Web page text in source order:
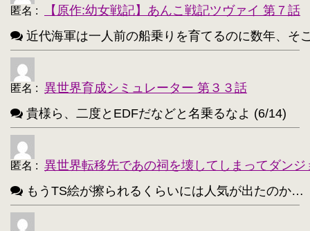
・ 鹿目まどか【168】
匿名 :
【原作:幼女戦記】あんこ戦記ツヴァイ 第７話
近代海軍は一人前の船乗りを育てるのに数年、そ
匿名 : 異世界育成シミュレーター 第３３話
貴様ら、二度とEDFだなどと名乗るなよ (6/14)
匿名 : 異世界転移先であの祠を壊してしまってダン
もうTS絵が擦られるくらいには人気が出たのか…